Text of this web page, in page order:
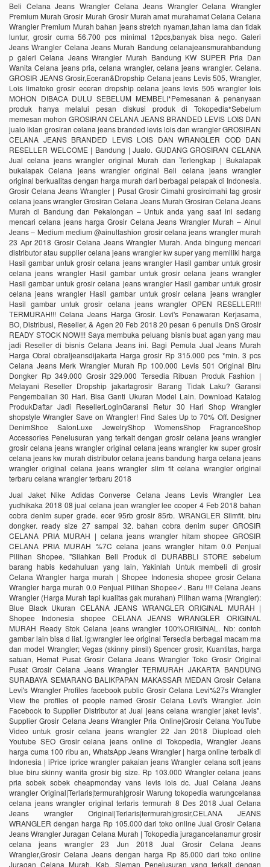
Beli Celana Jeans Wrangler Celana Jeans Wrangler Celana Wrangler
Premium Murah Grosir Murah Grosir Murah amat murahamat Celana Celana
Wrangler Premium Murah bahan jeans stretch nyaman,tahan lama dan tidak
luntur, grosir cuma 56.700 pcs minimal 12pcs,banyak bisa nego. Galeri
Jeans Wrangler Celana Jeans Murah Bandung celanajeansmurahbandung
p galeri Celana Jeans Wrangler Murah Bandung KW SUPER Pria Dan
Wanita Celana jeans pria, celana wrangler, celana jeans wrangler. Celana.
GROSIR JEANS Grosir,Eceran&Dropship Celana jeans Levis 505, Wrangler,
Lois limatoko grosir eceran dropship celana jeans levis 505 wrangler lois
MOHON DIBACA DULU SEBELUM MEMBELI*Pemesanan & penanyaan
produk hanya melalui pesan diskusi produk di Tokopedia*Sebelum
memesan mohon GROSIRAN CELANA JEANS BRANDED LEVIS LOIS DAN
jualo iklan grosiran celana jeans branded levis lois dan wrangler GROSIRAN
CELANA JEANS BRANDED LEVIS LOIS DAN WRANGLER COD DAN
RESELLER WELCOME | Bandung | Jualo. GUDANG GROSIRAN CELANA
Jual celana jeans wrangler original Murah dan Terlengkap | Bukalapak
bukalapak Celana jeans wrangler original Beli celana jeans wrangler
original berkualitas dengan harga murah dari berbagai pelapak di Indonesia.
Grosir Celana Jeans Wrangler | Pusat Grosir Cimahi grosircimahi tag grosir
celana jeans wrangler Grosiran Celana Jeans Murah Grosiran Celana Jeans
Murah di Bandung dan Pekalongan – Untuk anda yang saat ini sedang
mencari celana jeans harga Grosir Celana Jeans Wrangler Murah – Ainul
Jeans – Medium medium @ainulfashion grosir celana jeans wrangler murah
23 Apr 2018 Grosir Celana Jeans Wrangler Murah. Anda bingung mencari
distributor atau supplier celana jeans wrangler kw super yang memiliki harga
Hasil gambar untuk grosir celana jeans wrangler Hasil gambar untuk grosir
celana jeans wrangler Hasil gambar untuk grosir celana jeans wrangler
Hasil gambar untuk grosir celana jeans wrangler Hasil gambar untuk grosir
celana jeans wrangler Hasil gambar untuk grosir celana jeans wrangler
Hasil gambar untuk grosir celana jeans wrangler OPEN RESELLER!!!
TERMURAH!!! Celana Jeans Harga Grosir. Levi's Penawaran Kerjasama,
BO, Distribusi, Reseller, & Agen 20 Feb 2018 20 pesan ‎6 penulis DnS Grosir
READY STOCK NOW!!! Saya membuka peluang bisnis buat agan yang mau
jadi Reseller di bisnis Celana Jeans ini. Bagi Pemula Jual Jeans Murah
Harga Obral obraljeansdijakarta Harga grosir Rp 315.000 pcs *min. 3 pcs
Celana Jeans Merk Wrangler Murah Rp 100.000 Levis 501 Original Biru
Dongker Rp 349.000 Grosir 329.000 Tersedia Ribuan Produk Fashion |
Melayani Reseller Dropship‎ jakartagrosir Barang Tidak Laku? Garansi
Pengembalian 30 Hari. Bisa Ganti Ukuran Model Lain. Download Katalog
ProdukDaftar Jadi ResellerLoginGaransi Retur 30 Hari Shop Wrangler‎
shopstyle Wrangler‎ Save on Wrangler! Find Sales Up to 70% Off. Designer
DenimShoe SalonLuxe JewelryShop WomensShop FragranceShop
Accessories Penelusuran yang terkait dengan grosir celana jeans wrangler
grosir celana jeans wrangler original celana jeans wrangler kw super grosir
celana jeans kw murah distributor celana jeans bandung harga celana jeans
wrangler original celana jeans wrangler slim fit celana wrangler original
terbaru celana wrangler terbaru 2018
Jual Jaket Nike Adidas Converse Celana Jeans Levis Wrangler Lea
yudhikaka 2018 08 jual celana jean wrangler lee cooper 4 Feb 2018 bahan
cobra denim super grade. ecer 95rb grosir 85rb. WRANGLER Slimfit. biru
dongker. ready size 27 sampai 32. bahan cobra denim super GROSIR
CELANA PRIA MURAH | celana jeans wrangler hitam shopee GROSIR
CELANA PRIA MURAH %7C celana jeans wrangler hitam 0.0 Penjual
Pilihan Shopee. "Silahkan Beli Produk di DURABBLI STORE sebelum
barang habis kedahuluan yang lain, Yakinlah Untuk membeli di grosir
Celana Wrangler harga murah | Shopee Indonesia shopee grosir Celana
Wrangler harga murah 0.0 Penjual Pilihan Shopee✓. Baru !!!! Celana Jeans
Wrangler (Harga Murah tapi kualitas gak murahan) Pilihan warna (Wrangler):
Blue Black Ukuran CELANA JEANS WRANGLER ORIGINAL MURAH |
Shopee Indonesia shopee CELANA JEANS WRANGLER ORIGINAL
MURAH Ready Stok Celana jeans wrangler 100%ORIGINAL. Nb: contoh
gambar lain bisa d liat. ig:wrangler lee original Tersedia berbagai macam rna
dan model Wrangler; Vegas (skinny pinsil) Spencer grosir, Kuantitas, harga
satuan, Hemat Pusat Grosir Celana Jeans Wrangler Toko Grosir Original
Pusat Grosir Celana Jeans Wrangler TERMURAH JAKARTA BANDUNG
SURABAYA SEMARANG BALIKPAPAN MAKASSAR MEDAN Grosir Celana
Levi's Wrangler Profiles facebook public Grosir Celana Levi%27s Wrangler
View the profiles of people named Grosir Celana Levi's Wrangler. Join
Facebook to Supplier Distributor at Jual jeans celana wrangler jaket levis".
Supplier Grosir Celana Jeans Wrangler Pria Online|Grosir Celana YouTube
Video untuk grosir celana jeans wrangler 22 Jan 2018 Diupload oleh
Youtube SEO Grosir celana jeans online di Tokopedia, Wrangler Jeans
harga cuma 100 ribu an, WhatsApp Jeans Wrangler | harga online terbaik di
Indonesia | iPrice iprice wrangler pakaian jeans Wrangler celana soft jeans
blue biru skinny wanita grosir big size. Rp 103.000 Wrangler celana jeans
pria sobek sobek cheapmonday vans levis lois dc. Jual Celana Jeans
wrangler Original|Terlaris|termurah|grosir Warung tokopedia warungcelanaa
celana jeans wrangler original terlaris termurah 8 Des 2018 Jual Celana
Jeans wrangler Original|Terlaris|termurah|grosir,CELANA JEANS
WRANGLER dengan harga Rp 105.000 dari toko online Jual Grosir Celana
Jeans Wrangler Juragan Celana Murah | Tokopedia juragancelanamur grosir
celana jeans wrangler 23 Jun 2018 Jual Grosir Celana Jeans
Wrangler,Grosir Celana Jeans dengan harga Rp 85.000 dari toko online
Juragan Celana Murah, Kab. Sleman Penelusuran yang terkait dengan